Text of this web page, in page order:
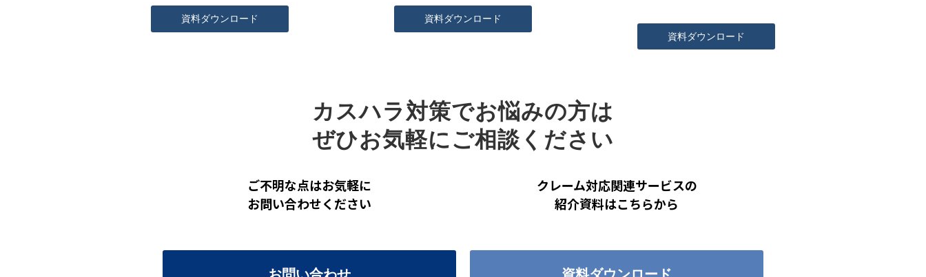
資料ダウンロード 資料ダウンロード
資料ダウンロード
カスハラ対策でお悩みの方は
ぜひお気軽にご相談ください
ご不明な点はお気軽に
お問い合わせください
クレーム対応関連サービスの
紹介資料はこちらから